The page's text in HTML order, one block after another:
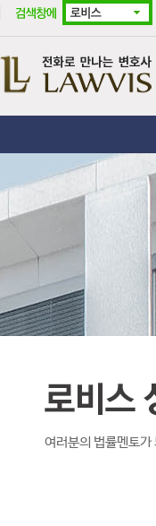
여러분의 법률멘토가